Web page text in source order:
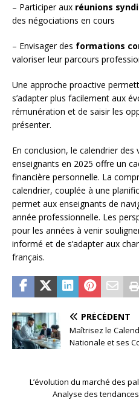
– Participer aux réunions
des négociations en cours
– Envisager des formations
valoriser leur parcours
Une approche proactive
s’adapter plus facilement aux
rémunération et de saisir les
présenter.
En conclusion, le calendrier
enseignants en 2025 offre un
financière personnelle. La
calendrier, couplée à une
permet aux enseignants de
année professionnelle. Les
pour les années à venir
informé et de s’adapter aux
français.
PRÉCÉDENT
Maîtrisez le
Nationale et ses
L’évolution du marché des
Analyse des